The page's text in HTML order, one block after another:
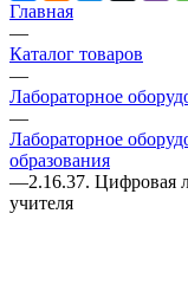
Главная
—
Каталог товаров
—
Лабораторное
—
Лабораторное
образования
—2.16.37. Цифровая
учителя